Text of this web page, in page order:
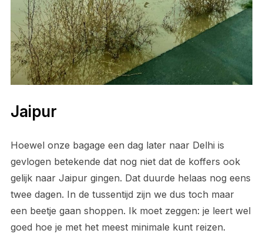
Jaipur
Hoewel onze bagage een dag later naar Delhi is
gevlogen betekende dat nog niet dat de koffers ook
gelijk naar Jaipur gingen. Dat duurde helaas nog eens
twee dagen. In de tussentijd zijn we dus toch maar
een beetje gaan shoppen. Ik moet zeggen: je leert wel
goed hoe je met het meest minimale kunt reizen.